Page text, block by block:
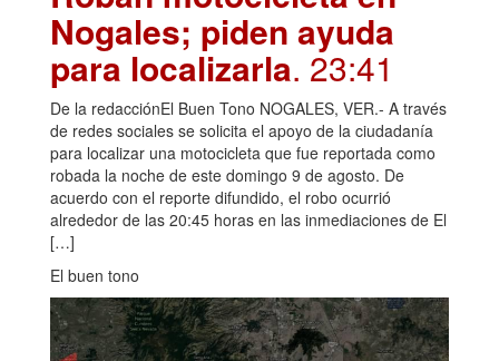
Nogales; piden ayuda
para localizarla. 23:41
De la redacciónEl Buen Tono NOGALES, VER.- A través
de redes sociales se solicita el apoyo de la ciudadanía
para localizar una motocicleta que fue reportada como
robada la noche de este domingo 9 de agosto. De
acuerdo con el reporte difundido, el robo ocurrió
alrededor de las 20:45 horas en las inmediaciones de El
[…]
El buen tono